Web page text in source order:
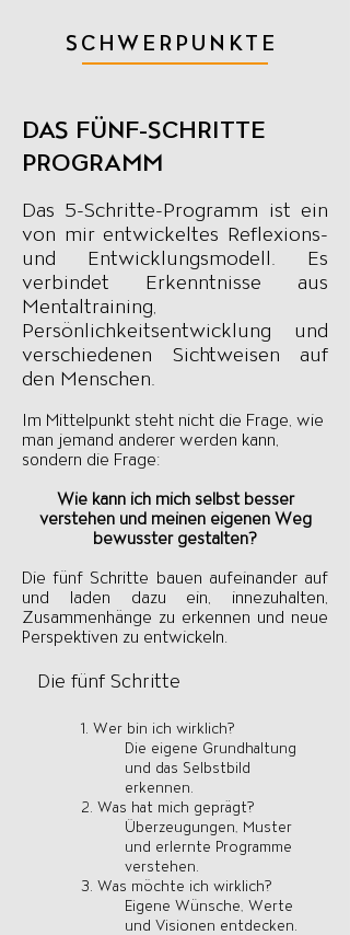
SCHWERPUNKTE
DAS FÜNF-SCHRITTE
PROGRAMM​
Das 5-Schritte-Programm ist ein
von mir entwickeltes Reflexions-
und Entwicklungsmodell. Es
verbindet Erkenntnisse aus
Mentaltraining,
Persönlichkeitsentwicklung und
verschiedenen Sichtweisen auf
den Menschen.
Im Mittelpunkt steht nicht die Frage, wie
man jemand anderer werden kann,
sondern die Frage:
Wie kann ich mich selbst besser
verstehen und meinen eigenen Weg
bewusster gestalten?
Die fünf Schritte bauen aufeinander auf
und laden dazu ein, innezuhalten,
Zusammenhänge zu erkennen und neue
Perspektiven zu entwickeln.
Die fünf Schritte
1. Wer bin ich wirklich?
Die eigene Grundhaltung
und das Selbstbild
erkennen.
2. Was hat mich geprägt?
Überzeugungen, Muster
und erlernte Programme
verstehen.
3. Was möchte ich wirklich?
Eigene Wünsche, Werte
und Visionen entdecken.